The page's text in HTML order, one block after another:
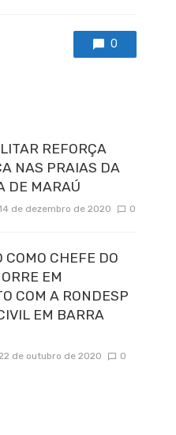
0
REFORÇA
NAS PRAIAS DA
DE MARAÚ
de dezembro de 2020 0
COMO CHEFE DO
EM
COM A RONDESP
EM BARRA
de outubro de 2020 0